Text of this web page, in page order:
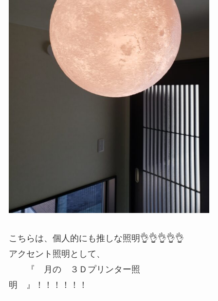
こちらは、個人的にも推しな照明👌👌👌👌👌
アクセント照明として、
『 月の ３Ｄプリンター照
明 』！！！！！！